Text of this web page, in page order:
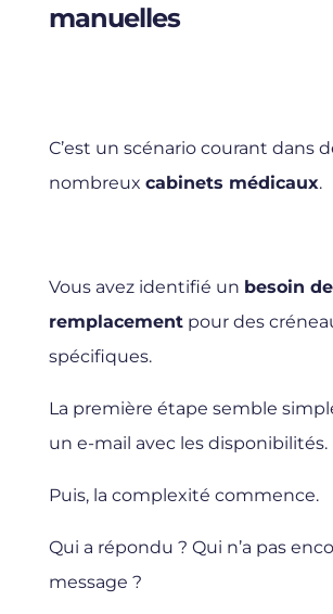
manuelles
C’est un scénario courant dans
nombreux cabinets médicaux.
Vous avez identifié un besoin de
remplacementpour des
spécifiques.
La première étape semble
un e-mail avec les disponibilités.
Puis, la complexité commence.
Qui a répondu ? Qui n’a pas
message ?